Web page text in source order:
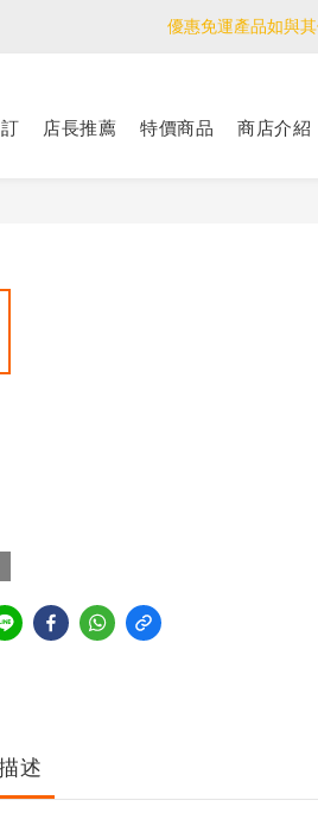
優惠免運產品如與
優惠免運產品如與
<公告>感謝支持！我們團隊
優惠免運產品如與
店長推薦 特價商品 商店介紹
述